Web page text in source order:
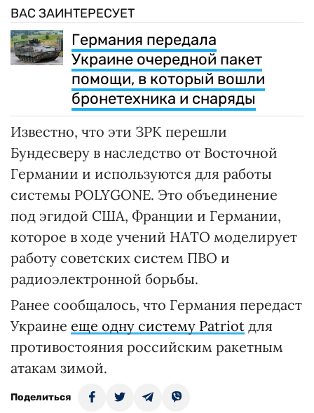
ВАС ЗАИНТЕРЕСУЕТ
Германия передала
Украине очередной пакет
помощи, в который вошли
бронетехника и снаряды
Известно, что эти ЗРК перешли
Бундесверу в наследство от Восточной
Германии и используются для работы
системы POLYGONE. Это объединение
под эгидой США, Франции и Германии,
которое в ходе учений НАТО моделирует
работу советских систем ПВО и
радиоэлектронной борьбы.
Ранее сообщалось, что Германия передаст
Украине еще одну систему Patriot для
противостояния российским ракетным
атакам зимой.
Поделиться